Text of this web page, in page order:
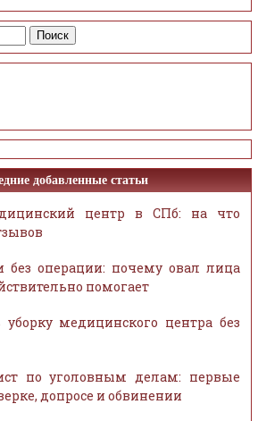
добавленные статьи
центр в СПб: на что
без операции: почему овал лица
помогает
уборку медицинского центра без
по уголовным делам: первые
допросе и обвинении